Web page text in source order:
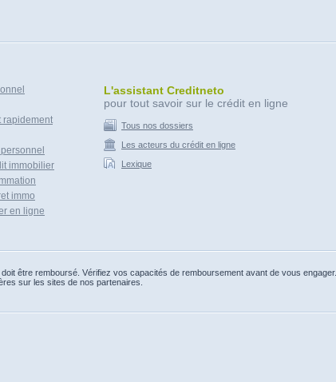
rapidement
immobilier
immo
en ligne
L'assistant Creditneto
pour tout savoir sur le crédit en ligne
Tous nos dossiers
Les acteurs du crédit en ligne
Lexique
être remboursé. Vérifiez vos capacités de remboursement avant de vous engager.
sur les sites de nos partenaires.